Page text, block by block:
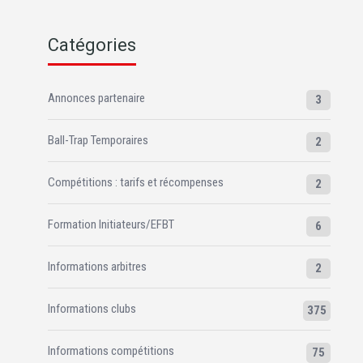
Catégories
Annonces partenaire 3
Ball-Trap Temporaires 2
Compétitions : tarifs et récompenses 2
Formation Initiateurs/EFBT 6
Informations arbitres 2
Informations clubs 375
Informations compétitions 75